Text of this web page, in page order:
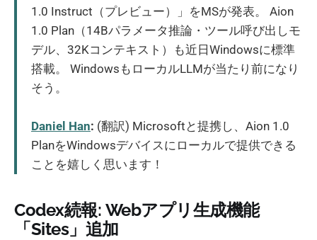
1.0 Instruct（プレビュー）」をMSが発表。 Aion
1.0 Plan（14Bパラメータ推論・ツール呼び出しモ
デル、32Kコンテキスト）も近日Windowsに標準
搭載。 WindowsもローカルLLMが当たり前になり
そう。
Daniel Han: (翻訳) Microsoftと提携し、Aion 1.0
PlanをWindowsデバイスにローカルで提供できる
ことを嬉しく思います！
Codex続報: Webアプリ生成機能
「Sites」追加